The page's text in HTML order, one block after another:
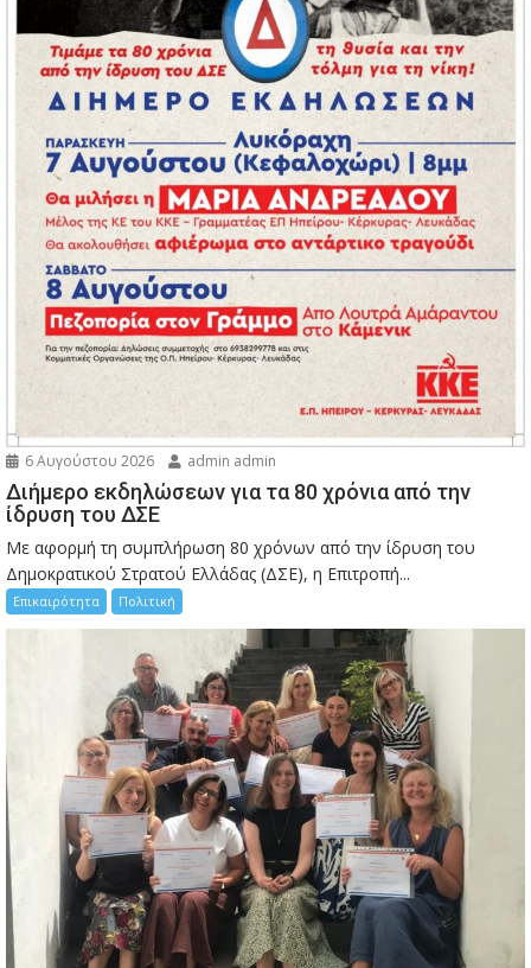
6 Αυγούστου 2026 admin admin
Διήμερο εκδηλώσεων για τα 80 χρόνια από την
ίδρυση του ΔΣΕ
Με αφορμή τη συμπλήρωση 80 χρόνων από την ίδρυση του
Δημοκρατικού Στρατού Ελλάδας (ΔΣΕ), η Επιτροπή...
Επικαιρότητα Πολιτική